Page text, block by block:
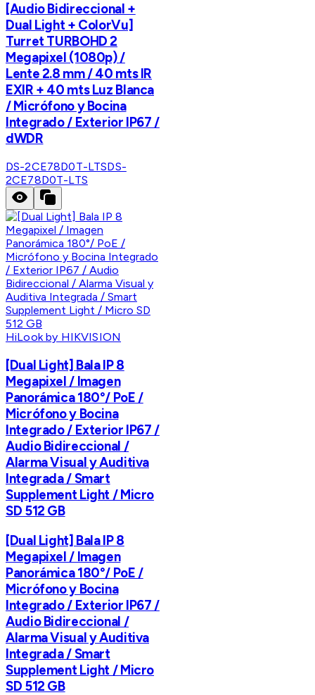
[Audio Bidireccional +
Dual Light + ColorVu]
Turret TURBOHD 2
Megapixel (1080p) /
Lente 2.8 mm / 40 mts IR
EXIR + 40 mts Luz Blanca
/ Micrófono y Bocina
Integrado / Exterior IP67 /
dWDR
DS-2CE78D0T-LTSDS-
2CE78D0T-LTS
HiLook by HIKVISION
[Dual Light] Bala IP 8
Megapixel / Imagen
Panorámica 180°/ PoE /
Micrófono y Bocina
Integrado / Exterior IP67 /
Audio Bidireccional /
Alarma Visual y Auditiva
Integrada / Smart
Supplement Light / Micro
SD 512 GB
[Dual Light] Bala IP 8
Megapixel / Imagen
Panorámica 180°/ PoE /
Micrófono y Bocina
Integrado / Exterior IP67 /
Audio Bidireccional /
Alarma Visual y Auditiva
Integrada / Smart
Supplement Light / Micro
SD 512 GB